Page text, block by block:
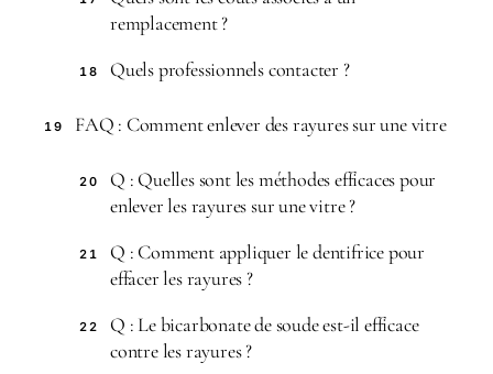
remplacement ?
18 Quels professionnels contacter ?
19 FAQ : Comment enlever des rayures sur une vitre
20
Q : Quelles sont les méthodes efficaces pour
enlever les rayures sur une vitre ?
21
Q : Comment appliquer le dentifrice pour
effacer les rayures ?
22
Q : Le bicarbonate de soude est-il efficace
contre les rayures ?